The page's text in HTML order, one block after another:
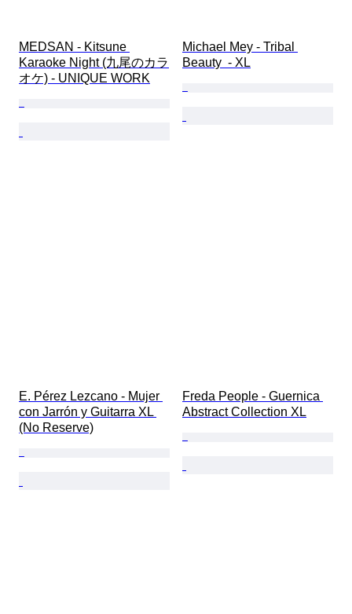
MEDSAN - Kitsune
Karaoke Night (九尾のカラ
オケ) - UNIQUE WORK
Michael Mey - Tribal
Beauty  - XL
E. Pérez Lezcano - Mujer
con Jarrón y Guitarra XL
(No Reserve)
Freda People - Guernica
Abstract Collection XL